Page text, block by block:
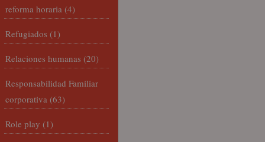
reforma horaria (4)
Refugiados (1)
Relaciones humanas (20)
Responsabilidad Familiar
corporativa (63)
Role play (1)